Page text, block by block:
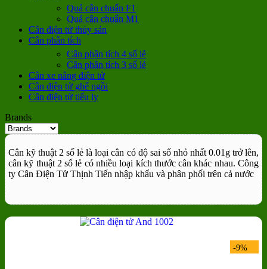
Quả cân chuẩn F1
Quả cân chuẩn M1
Cân điện tử thủy sản
Cân phân tích
Cân phân tích 4 số lẻ
Cân phân tích 3 số lẻ
Cân xe nâng điện tử
Cân điện tử ghế ngồi
Cân điện tử tiểu ly
Brands
Cân kỹ thuật 2 số lẻ là loại cân có độ sai số nhỏ nhất 0.01g trở lên,
cân kỹ thuật 2 số lẻ có nhiều loại kích thước cân khác nhau. Công
ty Cân Điện Tử Thịnh Tiến nhập khẩu và phân phối trên cả nước
-9%